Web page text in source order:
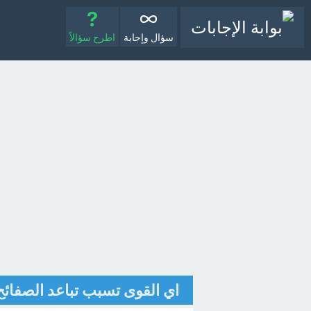
سؤال وإجابة اطرح سؤالاً
اي القوى تسبب تباعد